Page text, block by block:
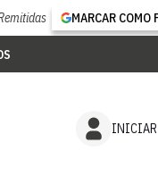
MARCAR COMO
INICIAR